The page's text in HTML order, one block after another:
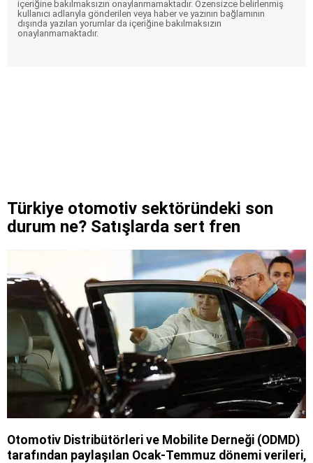
içeriğine bakılmaksızın onaylanmamaktadır. Özensizce belirlenmiş
kullanıcı adlarıyla gönderilen veya haber ve yazının bağlamının
dışında yazılan yorumlar da içeriğine bakılmaksızın
onaylanmamaktadır.
Türkiye otomotiv sektöründeki son
durum ne? Satışlarda sert fren
Otomotiv Distribütörleri ve Mobilite Derneği (ODMD)
tarafından paylaşılan Ocak-Temmuz dönemi verileri,